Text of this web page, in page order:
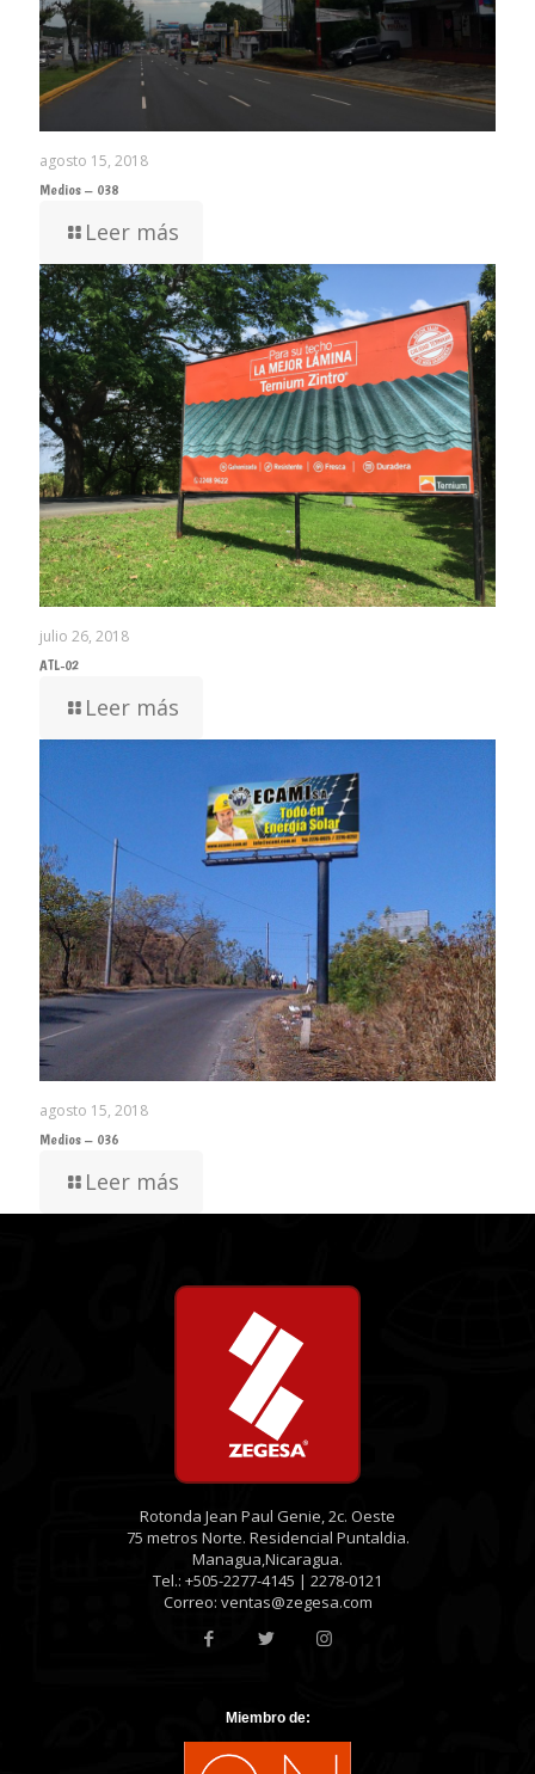
agosto 15, 2018
Medios – 038
Leer más
julio 26, 2018
ATL-02
Leer más
agosto 15, 2018
Medios – 036
Leer más
Rotonda Jean Paul Genie, 2c. Oeste
75 metros Norte. Residencial Puntaldia.
Managua,Nicaragua.
Tel.: +505-2277-4145 | 2278-0121
Correo: ventas@zegesa.com
Miembro de: